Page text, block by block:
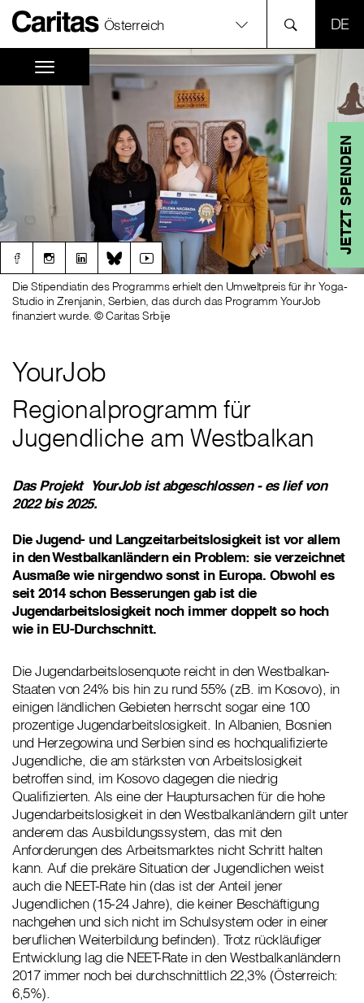
Österreich
JETZT SPENDEN
YourJob
Die Stipendiatin des Programms erhielt den Umweltpreis für ihr Yoga-
Studio in Zrenjanin, Serbien, das durch das Programm YourJob
finanziert wurde. © Caritas Srbije
Regionalprogramm für
Jugendliche am Westbalkan
Das Projekt YourJob ist abgeschlossen - es lief von
2022 bis 2025.
Die Jugend- und Langzeitarbeitslosigkeit ist vor allem
in den Westbalkanländern ein Problem: sie verzeichnet
Ausmaße wie nirgendwo sonst in Europa. Obwohl es
seit 2014 schon Besserungen gab ist die
Jugendarbeitslosigkeit noch immer doppelt so hoch
wie in EU-Durchschnitt.
Die Jugendarbeitslosenquote reicht in den Westbalkan-
Staaten von 24% bis hin zu rund 55% (zB. im Kosovo), in
einigen ländlichen Gebieten herrscht sogar eine 100
prozentige Jugendarbeitslosigkeit. In Albanien, Bosnien
und Herzegowina und Serbien sind es hochqualifizierte
Jugendliche, die am stärksten von Arbeitslosigkeit
betroffen sind, im Kosovo dagegen die niedrig
Qualifizierten. Als eine der Hauptursachen für die hohe
Jugendarbeitslosigkeit in den Westbalkanländern gilt unter
anderem das Ausbildungssystem, das mit den
Anforderungen des Arbeitsmarktes nicht Schritt halten
kann. Auf die prekäre Situation der Jugendlichen weist
auch die NEET-Rate hin (das ist der Anteil jener
Jugendlichen (15-24 Jahre), die keiner Beschäftigung
nachgehen und sich nicht im Schulsystem oder in einer
beruflichen Weiterbildung befinden). Trotz rückläufiger
Entwicklung lag die NEET-Rate in den Westbalkanländern
2017 immer noch bei durchschnittlich 22,3% (Österreich:
6,5%).